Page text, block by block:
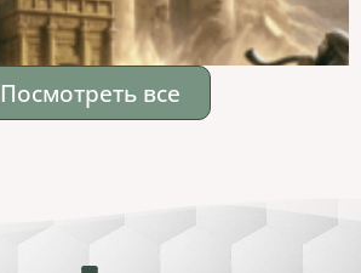
Посмотреть все